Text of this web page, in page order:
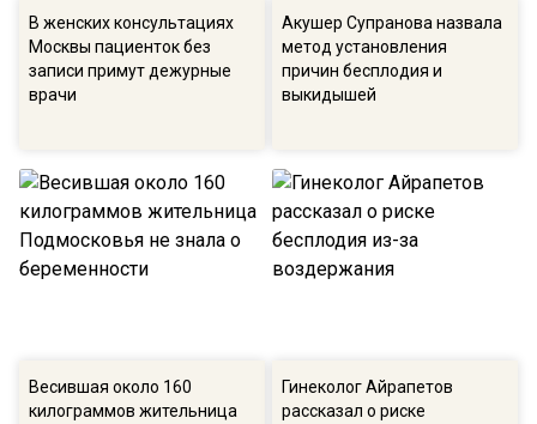
В женских консультациях
Москвы пациенток без
записи примут дежурные
врачи
Акушер Супранова назвала
метод установления
причин бесплодия и
выкидышей
Весившая около 160
килограммов жительница
Гинеколог Айрапетов
рассказал о риске